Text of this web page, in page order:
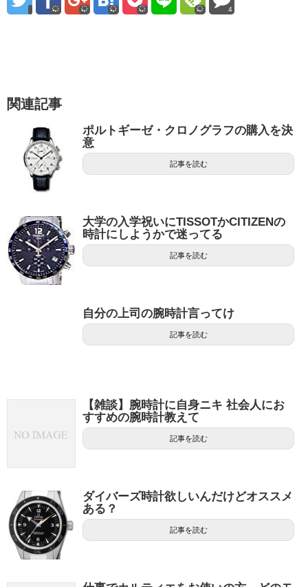
4
関連記事
ポルトギーゼ・​クロノグラフの購入を決
意
記事を読む
大学の入学祝いにTISSOTかCITIZENの
時計にしようかで迷ってる
記事を読む
自分の上司の腕時計言ってけ
記事を読む
【雑談】腕時計に自身ニキ 社会人にお
すすめの腕時計教えて
記事を読む
ダイバーズ時計欲しいんだけどオススメ
ある？
記事を読む